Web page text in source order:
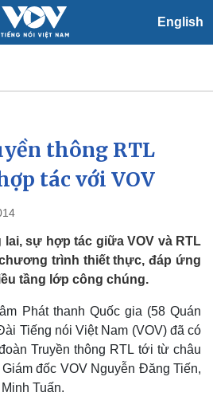
English
Xã hội
Tin 24h
Dự báo thời tiết
Việc làm
Biển đảo
thông RTL
tác với VOV
lai, sự hợp tác giữa VOV và RTL
trình thiết thực, đáp ứng
tầng lớp công chúng.
Phát thanh Quốc gia (58 Quán
Tiếng nói Việt Nam (VOV) đã có
Truyền thông RTL tới từ châu
đốc VOV Nguyễn Đăng Tiến,
Tuấn.